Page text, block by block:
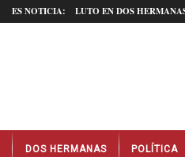
ES NOTICIA: LUTO EN DOS
DOS HERMANAS POLÍTICA